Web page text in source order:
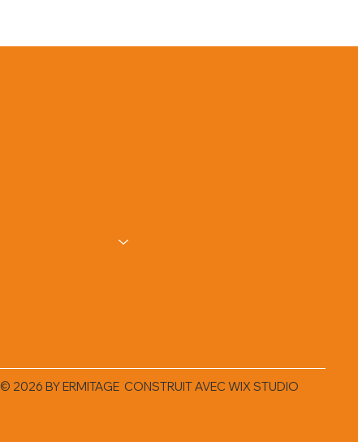
© 2026 BY ERMITAGE CONSTRUIT AVEC WIX STUDIO